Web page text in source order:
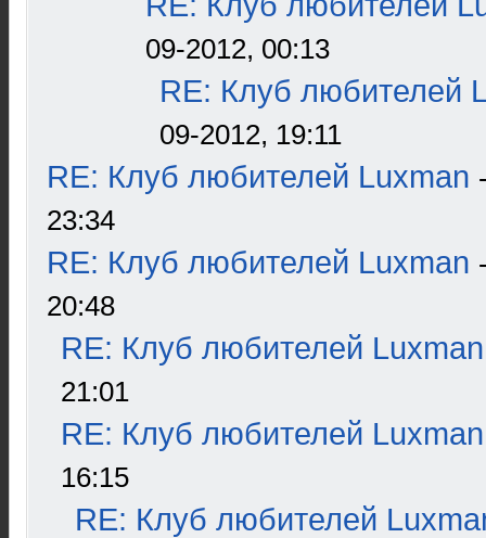
09-2012, 00:13
RE: Клуб любителей
09-2012, 19:11
RE: Клуб любителей Luxman
23:34
RE: Клуб любителей Luxman
20:48
RE: Клуб любителей Luxman
21:01
RE: Клуб любителей Luxman
16:15
RE: Клуб любителей